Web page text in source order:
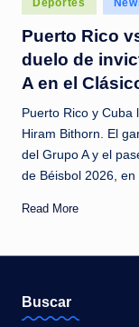
c
i
a
a
l
n
s
a
in
Deportes
Puerto Rico
duelo de
A en el
Puerto Rico y Cuba
Hiram Bithorn. El
del Grupo A y el
de Béisbol 2026, en
Read More
Buscar